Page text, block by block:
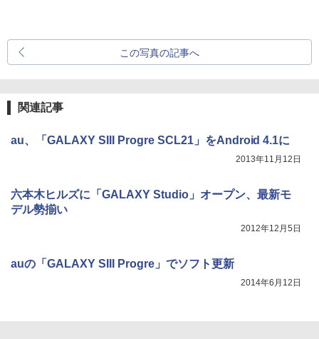
この写真の記事へ
関連記事
au、「GALAXY SIII Progre SCL21」をAndroid 4.1に
2013年11月12日
六本木ヒルズに「GALAXY Studio」オープン、最新モ
デル勢揃い
2012年12月5日
auの「GALAXY SIII Progre」でソフト更新
2014年6月12日